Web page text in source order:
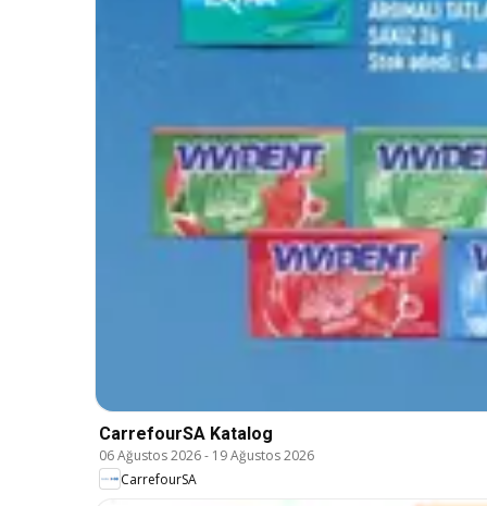
CarrefourSA Katalog
06 Ağustos 2026- 19 Ağustos 2026
CarrefourSA